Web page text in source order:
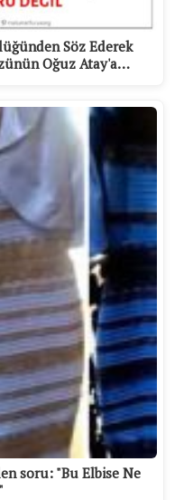
Söz Ederek
Oğuz Atay'a…
soru: "Bu Elbise Ne